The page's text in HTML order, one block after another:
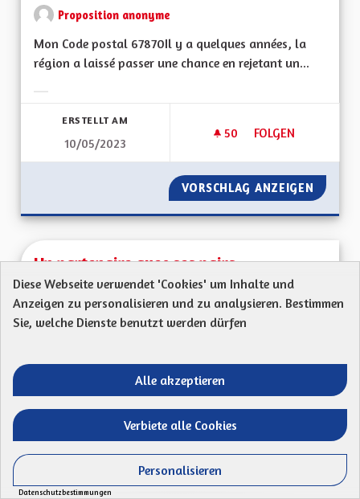
Proposition anonyme
Mon Code postal 67870Il y a quelques années, la
région a laissé passer une chance en rejetant un...
ERSTELLT AM
10/05/2023
50 50 FOLLOWER
FOLGEN
UN PEU DE
VORSCHLAG ANZEIGEN UN
Un partenaire avec ses pairs
WINNLEN Julien
Mon Code postal : 68 130Ma proposition : Afin
Ergebnisse nach Kategorie filtern:
ERSTELLT AM
19/04/2023
50 50 FOLLOWER
FOLGEN
Diese Webseite verwendet 'Cookies' um Inhalte und
Anzeigen zu personalisieren und zu analysieren. Bestimmen
Sie, welche Dienste benutzt werden dürfen
Alle akzeptieren
Verbiete alle Cookies
Personalisieren
Datenschutzbestimmungen